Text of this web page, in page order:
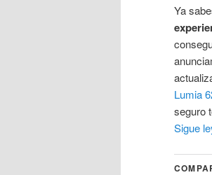
Ya
Lumia
seguro
Sigue